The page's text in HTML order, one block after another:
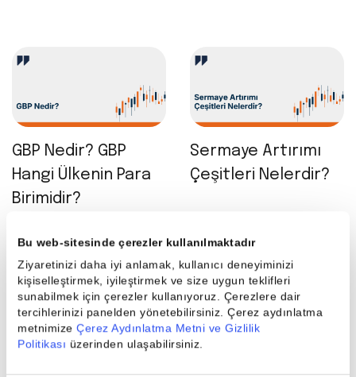
Bu web-sitesinde çerezler kullanılmaktadır
Ziyaretinizi daha iyi anlamak, kullanıcı deneyiminizi
kişiselleştirmek, iyileştirmek ve size uygun teklifleri
sunabilmek için çerezler kullanıyoruz. Çerezlere dair
tercihlerinizi panelden yönetebilirsiniz. Çerez aydınlatma
metnimize Çerez Aydınlatma Metni ve Gizlilik
Politikası üzerinden ulaşabilirsiniz.
GBP Nedir? GBP
Hangi Ülkenin Para
Birimidir?
Sermaye Artırımı
Çeşitleri Nelerdir?
Dezenflasyon Nedir,
Vergi Dilimi Nasıl